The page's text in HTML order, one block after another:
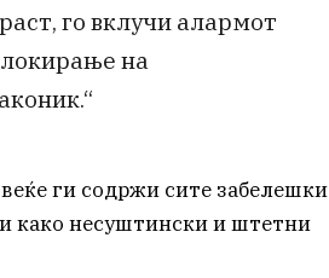
го вклучи алармот
на
ги содржи сите забелешки
како несуштински и штетни